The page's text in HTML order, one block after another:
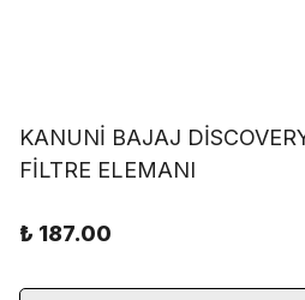
KANUNİ BAJAJ
FİLTRE ELEMANI
₺ 187.00